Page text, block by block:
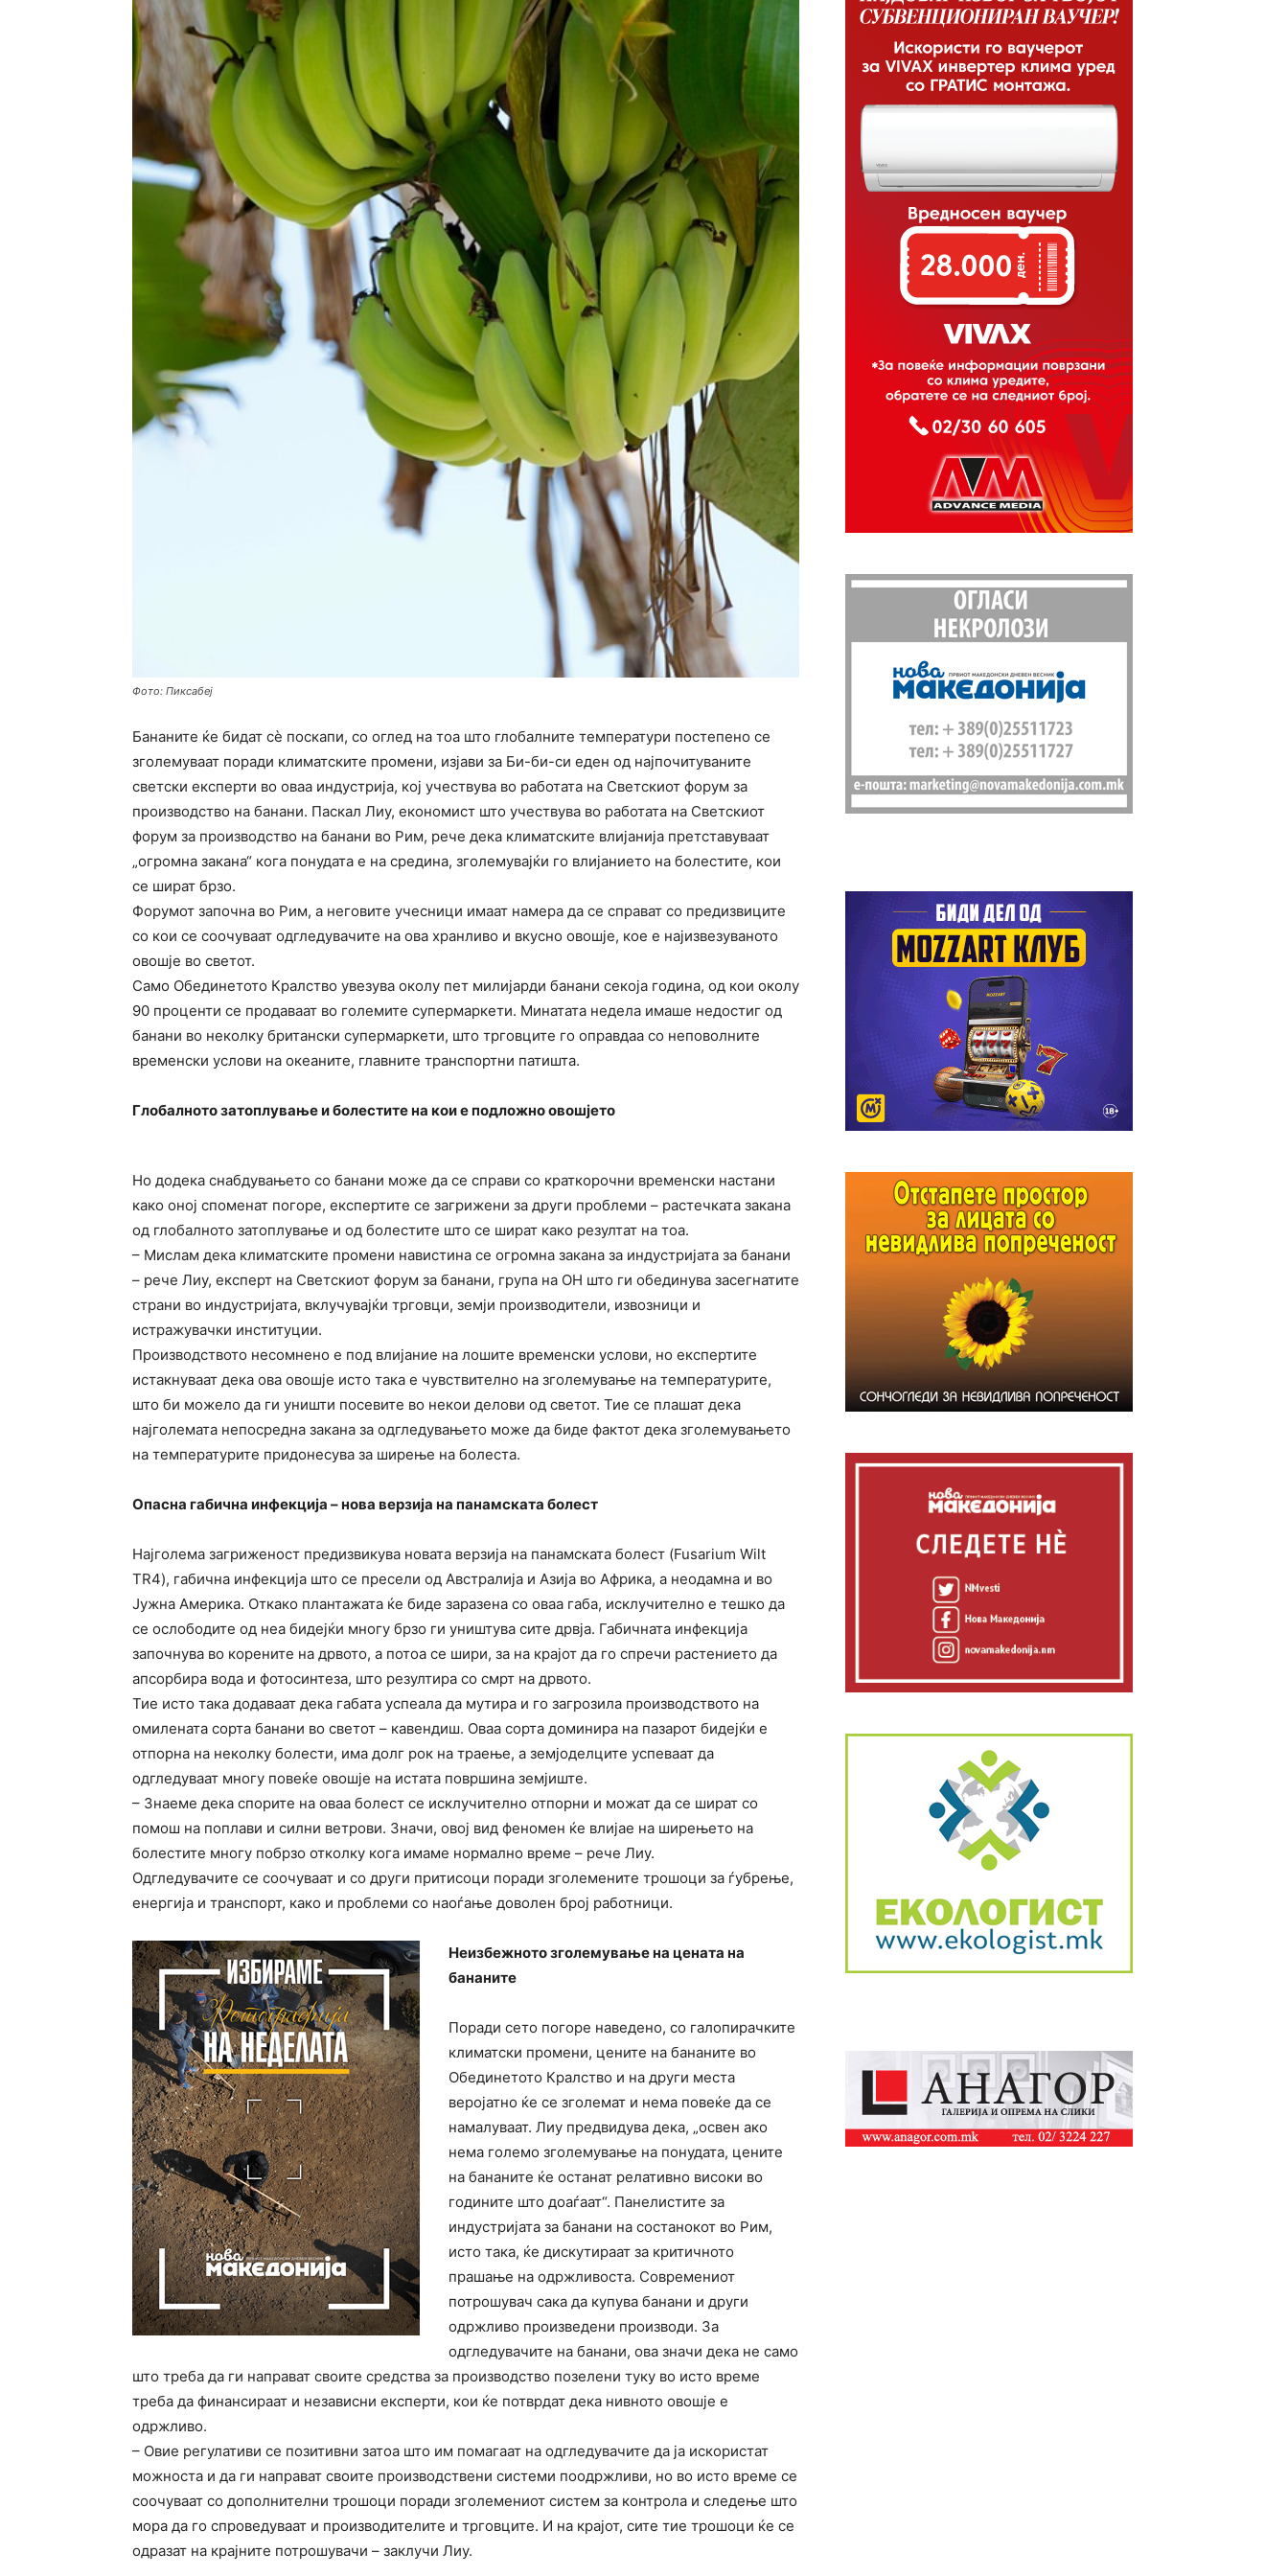
Фото: Пиксабеј
Бананите ќе бидат сè поскапи, со оглед на тоа што глобалните температури постепено се
зголемуваат поради климатските промени, изјави за Би-би-си еден од најпочитуваните
светски експерти во оваа индустрија, кој учествува во работата на Светскиот форум за
производство на банани. Паскал Лиу, економист што учествува во работата на Светскиот
форум за производство на банани во Рим, рече дека климатските влијанија претставуваат
„огромна закана“ кога понудата е на средина, зголемувајќи го влијанието на болестите, кои
се шират брзо.
Форумот започна во Рим, а неговите учесници имаат намера да се справат со предизвиците
со кои се соочуваат одгледувачите на ова хранливо и вкусно овошје, кое е најизвезуваното
овошје во светот.
Само Обединетото Кралство увезува околу пет милијарди банани секоја година, од кои околу
90 проценти се продаваат во големите супермаркети. Минатата недела имаше недостиг од
банани во неколку британски супермаркети, што трговците го оправдаа со неповолните
временски услови на океаните, главните транспортни патишта.
Глобалното затоплување и болестите на кои е подложно овошјето
Но додека снабдувањето со банани може да се справи со краткорочни временски настани
како оној споменат погоре, експертите се загрижени за други проблеми – растечката закана
од глобалното затоплување и од болестите што се шират како резултат на тоа.
– Мислам дека климатските промени навистина се огромна закана за индустријата за банани
– рече Лиу, експерт на Светскиот форум за банани, група на ОН што ги обединува засегнатите
страни во индустријата, вклучувајќи трговци, земји производители, извозници и
истражувачки институции.
Производството несомнено е под влијание на лошите временски услови, но експертите
истакнуваат дека ова овошје исто така е чувствително на зголемување на температурите,
што би можело да ги уништи посевите во некои делови од светот. Тие се плашат дека
најголемата непосредна закана за одгледувањето може да биде фактот дека зголемувањето
на температурите придонесува за ширење на болеста.
Опасна габична инфекција – нова верзија на панамската болест
Најголема загриженост предизвикува новата верзија на панамската болест (Fusarium Wilt
TR4), габична инфекција што се пресели од Австралија и Азија во Африка, а неодамна и во
Јужна Америка. Откако плантажата ќе биде заразена со оваа габа, исклучително е тешко да
се ослободите од неа бидејќи многу брзо ги уништува сите дрвја. Габичната инфекција
започнува во корените на дрвото, а потоа се шири, за на крајот да го спречи растението да
апсорбира вода и фотосинтеза, што резултира со смрт на дрвото.
Тие исто така додаваат дека габата успеала да мутира и го загрозила производството на
омилената сорта банани во светот – кавендиш. Оваа сорта доминира на пазарот бидејќи е
отпорна на неколку болести, има долг рок на траење, а земјоделците успеваат да
одгледуваат многу повеќе овошје на истата површина земјиште.
– Знаеме дека спорите на оваа болест се исклучително отпорни и можат да се шират со
помош на поплави и силни ветрови. Значи, овој вид феномен ќе влијае на ширењето на
болестите многу побрзо отколку кога имаме нормално време – рече Лиу.
Одгледувачите се соочуваат и со други притисоци поради зголемените трошоци за ѓубрење,
енергија и транспорт, како и проблеми со наоѓање доволен број работници.
Неизбежното зголемување на цената на
бананите
Поради сето погоре наведено, со галопирачките
климатски промени, цените на бананите во
Обединетото Кралство и на други места
веројатно ќе се зголемат и нема повеќе да се
намалуваат. Лиу предвидува дека, „освен ако
нема големо зголемување на понудата, цените
на бананите ќе останат релативно високи во
годините што доаѓаат“. Панелистите за
индустријата за банани на состанокот во Рим,
исто така, ќе дискутираат за критичното
прашање на одржливоста. Современиот
потрошувач сака да купува банани и други
одржливо произведени производи. За
одгледувачите на банани, ова значи дека не само
што треба да ги направат своите средства за производство позелени туку во исто време
треба да финансираат и независни експерти, кои ќе потврдат дека нивното овошје е
одржливо.
– Овие регулативи се позитивни затоа што им помагаат на одгледувачите да ја искористат
можноста и да ги направат своите производствени системи поодржливи, но во исто време се
соочуваат со дополнителни трошоци поради зголемениот систем за контрола и следење што
мора да го спроведуваат и производителите и трговците. И на крајот, сите тие трошоци ќе се
одразат на крајните потрошувачи – заклучи Лиу.